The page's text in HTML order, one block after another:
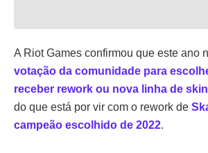
A Riot Games confirmou que este ano
votação da comunidade para
receber rework ou nova linha de skin
do que está por vir com o rework de
campeão escolhido de 2022.